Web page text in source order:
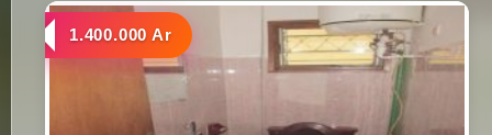
a louer
1.400.000 Ar